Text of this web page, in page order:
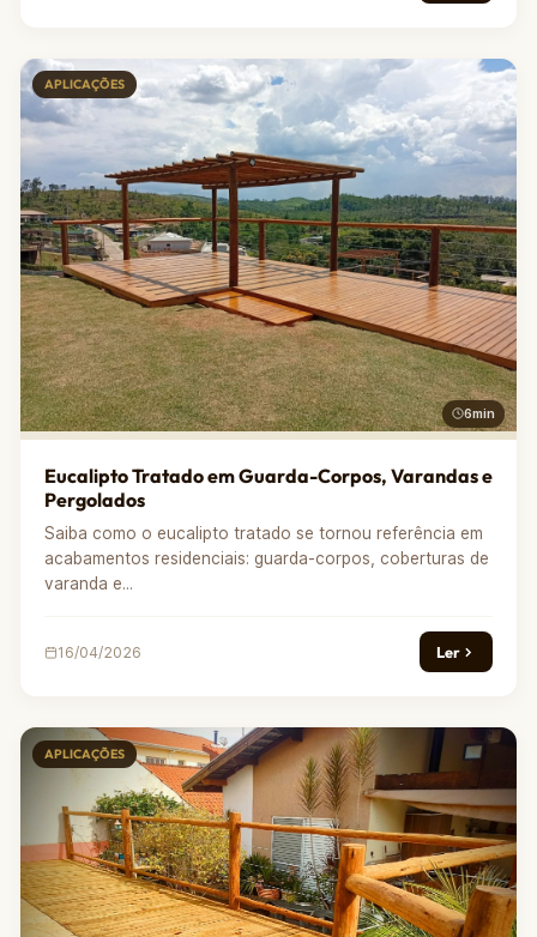
APLICAÇÕES
6min
Eucalipto Tratado em Guarda-Corpos, Varandas e
Pergolados
Saiba como o eucalipto tratado se tornou referência em
acabamentos residenciais: guarda-corpos, coberturas de
varanda e...
16/04/2026 Ler
APLICAÇÕES